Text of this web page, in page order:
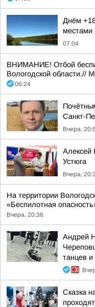
Днём
07:04
ВНИМАНИЕ! Отбой
Вологодской области.//
06:24
Санкт-
Вчера,
Алексей
Устюга
Вчера,
На территории
«Беспилотная
Вчера, 20:36
Андрей
танцев и
Сказка